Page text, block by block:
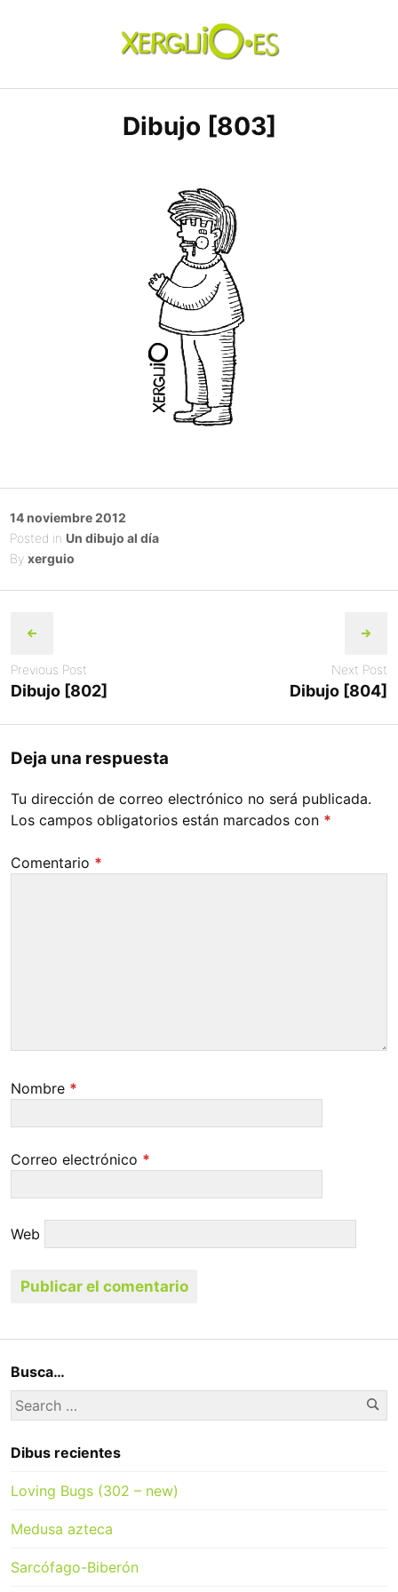
xerguio.ES | ilustración
Dibujo [803]
Posted
on
14 noviembre 2012
Posted in Un dibujo al día
By xerguio
navigation
Previous Post
Dibujo [802]
Next Post
Dibujo [804]
Deja una respuesta
Tu dirección de correo electrónico no será publicada.
Los campos obligatorios están marcados con *
Comentario *
Nombre *
Correo electrónico *
Web
Busca…
Search
for:
Dibus recientes
Loving Bugs (302 – new)
Medusa azteca
Sarcófago-Biberón